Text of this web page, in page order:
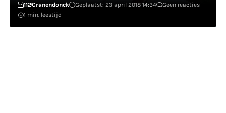
112Cranendonck Geplaatst: 23 april 2018 14:34
Geen reacties
1 min. leestijd